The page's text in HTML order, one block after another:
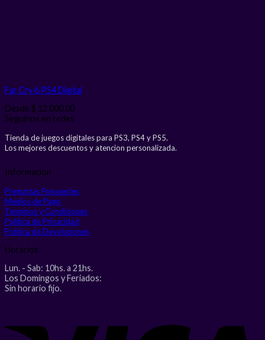
Far Cry 6 PS4Digital
Desde $ 12.000,00
Seguinos en redes
Tienda de juegos digitales para PS3, PS4 y PS5.
Los mejores descuentos y atencion personalizada.
Informacion
Preguntas Frecuentes
Medios de Pago
Terminos y Condiciones
Politica de Privacidad
Politica de Devoluciones
Horarios
Lun. - Sab: 10hs. a 21hs.
Los Domingos y Feriados:
Sin horario fijo.